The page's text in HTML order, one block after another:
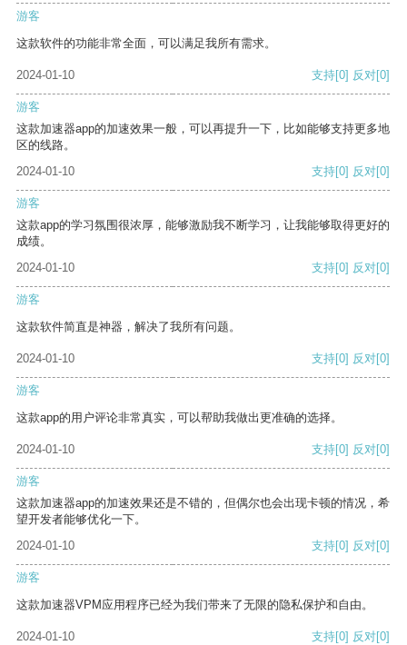
游客
这款软件的功能非常全面，可以满足我所有需求。
2024-01-10 支持[0] 反对[0]
游客
这款加速器app的加速效果一般，可以再提升一下，比如能够支持更多地
区的线路。
2024-01-10
支持[0] 反对[0]
游客
这款app的学习氛围很浓厚，能够激励我不断学习，让我能够取得更好的
成绩。
2024-01-10
支持[0] 反对[0]
游客
这款软件简直是神器，解决了我所有问题。
2024-01-10 支持[0] 反对[0]
游客
这款app的用户评论非常真实，可以帮助我做出更准确的选择。
2024-01-10 支持[0] 反对[0]
游客
这款加速器app的加速效果还是不错的，但偶尔也会出现卡顿的情况，希
望开发者能够优化一下。
2024-01-10
支持[0] 反对[0]
游客
这款加速器VPM应用程序已经为我们带来了无限的隐私保护和自由。
2024-01-10 支持[0] 反对[0]